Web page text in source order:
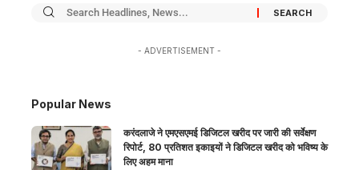
- ADVERTISEMENT -
Popular News
करंदलाजे ने एमएसएमई डिजिटल खरीद पर जारी की सर्वेक्षण
रिपोर्ट, 80 प्रतिशत इकाइयों ने डिजिटल खरीद को भविष्य के
लिए अहम माना